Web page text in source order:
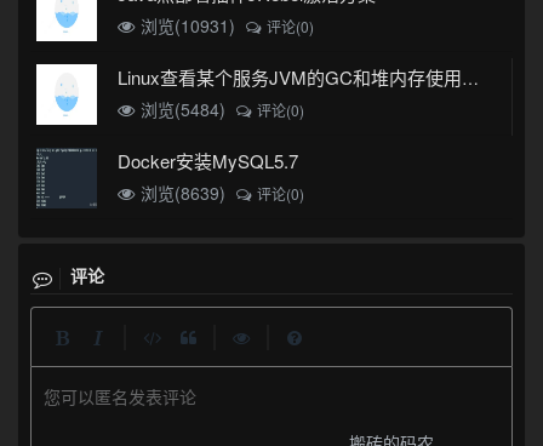
浏览(10931) 评论(0)
Linux查看某个服务JVM的GC和堆内存使用情况
浏览(5484)
评论(0)
Docker安装MySQL5.7
浏览(8639) 评论(0)
评论
您可以匿名发表评论